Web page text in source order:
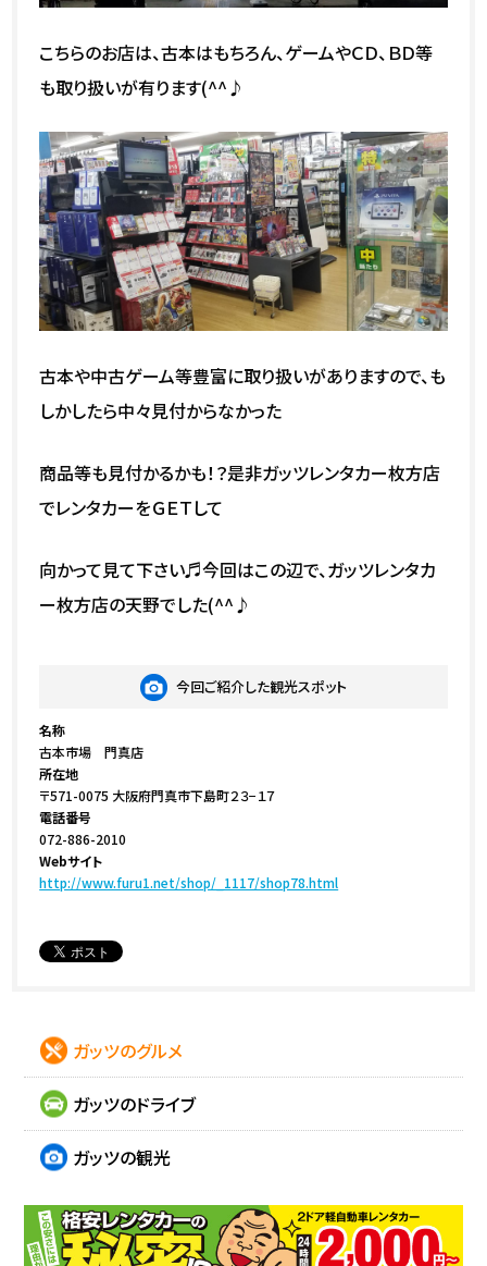
こちらのお店は、古本はもちろん、ゲームやＣＤ、ＢＤ等
も取り扱いが有ります(^^♪
古本や中古ゲーム等豊富に取り扱いがありますので、も
しかしたら中々見付からなかった
商品等も見付かるかも！？是非ガッツレンタカー枚方店
でレンタカーをＧＥＴして
向かって見て下さい♬今回はこの辺で、ガッツレンタカ
ー枚方店の天野でした(^^♪
今回ご紹介した観光スポット
名称
古本市場 門真店
所在地
〒571-0075 大阪府門真市下島町２３−１７
電話番号
072-886-2010
Webサイト
http://www.furu1.net/shop/_1117/shop78.html
ガッツのグルメ
ガッツのドライブ
ガッツの観光